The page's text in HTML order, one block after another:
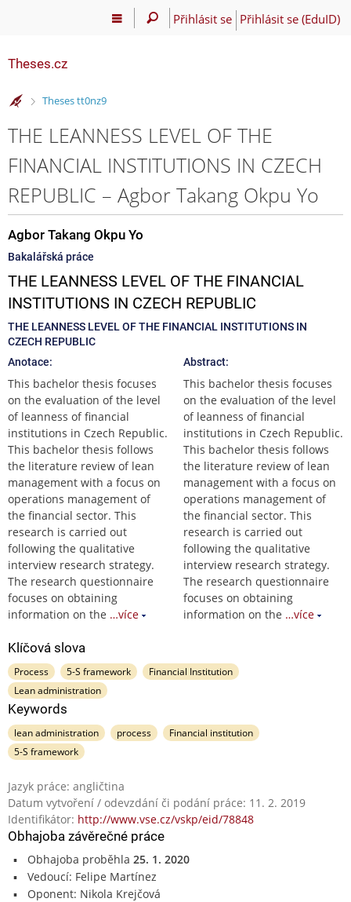
Přihlásit se Přihlásit se (EduID)
Theses.cz
>
Theses tt0nz9
THE LEANNESS LEVEL OF THE
FINANCIAL INSTITUTIONS IN CZECH
REPUBLIC – Agbor Takang Okpu Yo
Agbor Takang Okpu Yo
Bakalářská práce
THE LEANNESS LEVEL OF THE FINANCIAL
INSTITUTIONS IN CZECH REPUBLIC
THE LEANNESS LEVEL OF THE FINANCIAL INSTITUTIONS IN
CZECH REPUBLIC
Anotace:
This bachelor thesis focuses
on the evaluation of the level
of leanness of financial
institutions in Czech Republic.
This bachelor thesis follows
the literature review of lean
management with a focus on
operations management of
the financial sector. This
research is carried out
following the qualitative
interview research strategy.
The research questionnaire
focuses on obtaining
information on the …více
Abstract:
This bachelor thesis focuses
on the evaluation of the level
of leanness of financial
institutions in Czech Republic.
This bachelor thesis follows
the literature review of lean
management with a focus on
operations management of
the financial sector. This
research is carried out
following the qualitative
interview research strategy.
The research questionnaire
focuses on obtaining
information on the …více
Klíčová slova
Process 5-S framework
Financial Institution
Lean administration
Keywords
lean administration process
Financial institution
5-S framework
Jazyk práce: angličtina
Datum vytvoření / odevzdání či podání práce: 11. 2. 2019
Identifikátor: http://www.vse.cz/vskp/eid/78848
Obhajoba závěrečné práce
Obhajoba proběhla 25. 1. 2020
Vedoucí: Felipe Martínez
Oponent: Nikola Krejčová